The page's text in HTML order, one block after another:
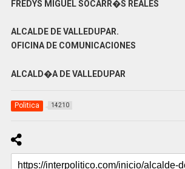
FREDYS MIGUEL SOCARR�S REALES
ALCALDE DE VALLEDUPAR.
OFICINA DE COMUNICACIONES
ALCALD�A DE VALLEDUPAR
Politica 14210